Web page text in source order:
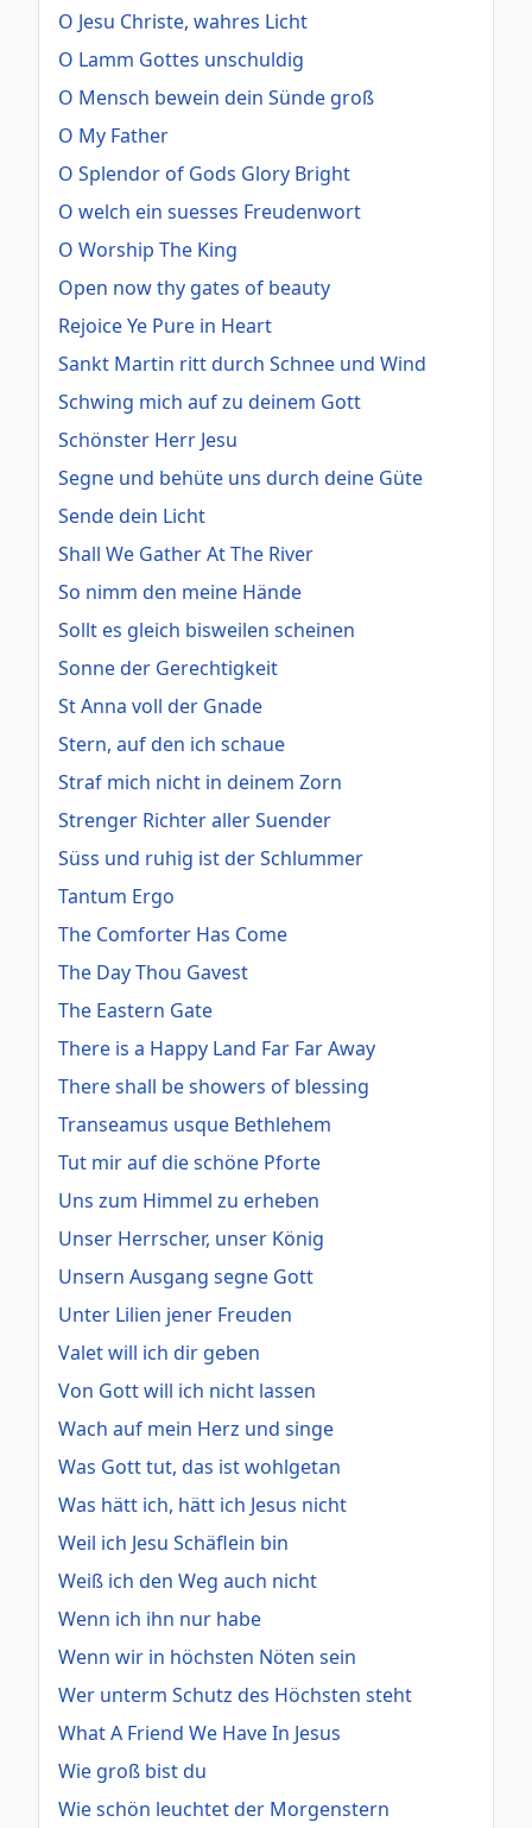
O Jesu Christe, wahres Licht
O Lamm Gottes unschuldig
O Mensch bewein dein Sünde groß
O My Father
O Splendor of Gods Glory Bright
O welch ein suesses Freudenwort
O Worship The King
Open now thy gates of beauty
Rejoice Ye Pure in Heart
Sankt Martin ritt durch Schnee und Wind
Schwing mich auf zu deinem Gott
Schönster Herr Jesu
Segne und behüte uns durch deine Güte
Sende dein Licht
Shall We Gather At The River
So nimm den meine Hände
Sollt es gleich bisweilen scheinen
Sonne der Gerechtigkeit
St Anna voll der Gnade
Stern, auf den ich schaue
Straf mich nicht in deinem Zorn
Strenger Richter aller Suender
Süss und ruhig ist der Schlummer
Tantum Ergo
The Comforter Has Come
The Day Thou Gavest
The Eastern Gate
There is a Happy Land Far Far Away
There shall be showers of blessing
Transeamus usque Bethlehem
Tut mir auf die schöne Pforte
Uns zum Himmel zu erheben
Unser Herrscher, unser König
Unsern Ausgang segne Gott
Unter Lilien jener Freuden
Valet will ich dir geben
Von Gott will ich nicht lassen
Wach auf mein Herz und singe
Was Gott tut, das ist wohlgetan
Was hätt ich, hätt ich Jesus nicht
Weil ich Jesu Schäflein bin
Weiß ich den Weg auch nicht
Wenn ich ihn nur habe
Wenn wir in höchsten Nöten sein
Wer unterm Schutz des Höchsten steht
What A Friend We Have In Jesus
Wie groß bist du
Wie schön leuchtet der Morgenstern